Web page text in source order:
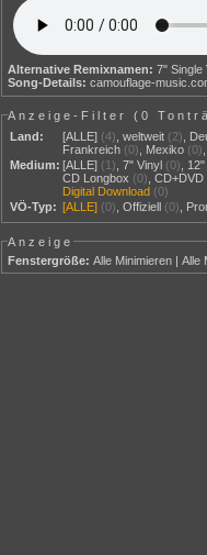
Alternative Remixnamen: 7"
Song-Details: camouflage-
Anzeige-Filter (0
Land:
[ALLE] (4) ,weltweit (2)
Frankreich (0) Mexiko (0)
Medium: [ALLE] (1) ,7" Vinyl (0)
CD Longbox (0) ,CD+DVD
Digital Download (0)
VÖ-Typ: [ALLE] (0) ,Offiziell (0)
Anzeige
Fenstergröße: Alle Minimieren |Alle